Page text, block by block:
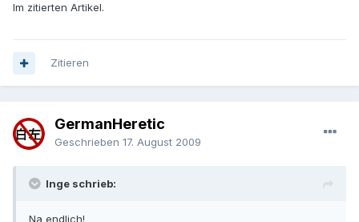
Im zitierten Artikel.
Zitieren
GermanHeretic
Geschrieben 17. August 2009
Inge schrieb:
Na endlich!